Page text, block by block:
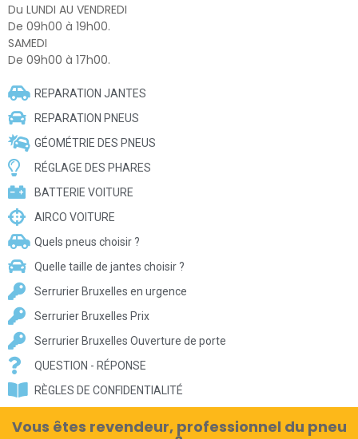
Du LUNDI AU VENDREDI
De 09h00 à 19h00.
SAMEDI
De 09h00 à 17h00.
REPARATION JANTES
REPARATION PNEUS
GÉOMÉTRIE DES PNEUS
RÉGLAGE DES PHARES
BATTERIE VOITURE
AIRCO VOITURE
Quels pneus choisir ?
Quelle taille de jantes choisir ?
Serrurier Bruxelles en urgence
Serrurier Bruxelles Prix
Serrurier Bruxelles Ouverture de porte
QUESTION - RÉPONSE
RÈGLES DE CONFIDENTIALITÉ
Vous êtes revendeur, professionnel du pneu